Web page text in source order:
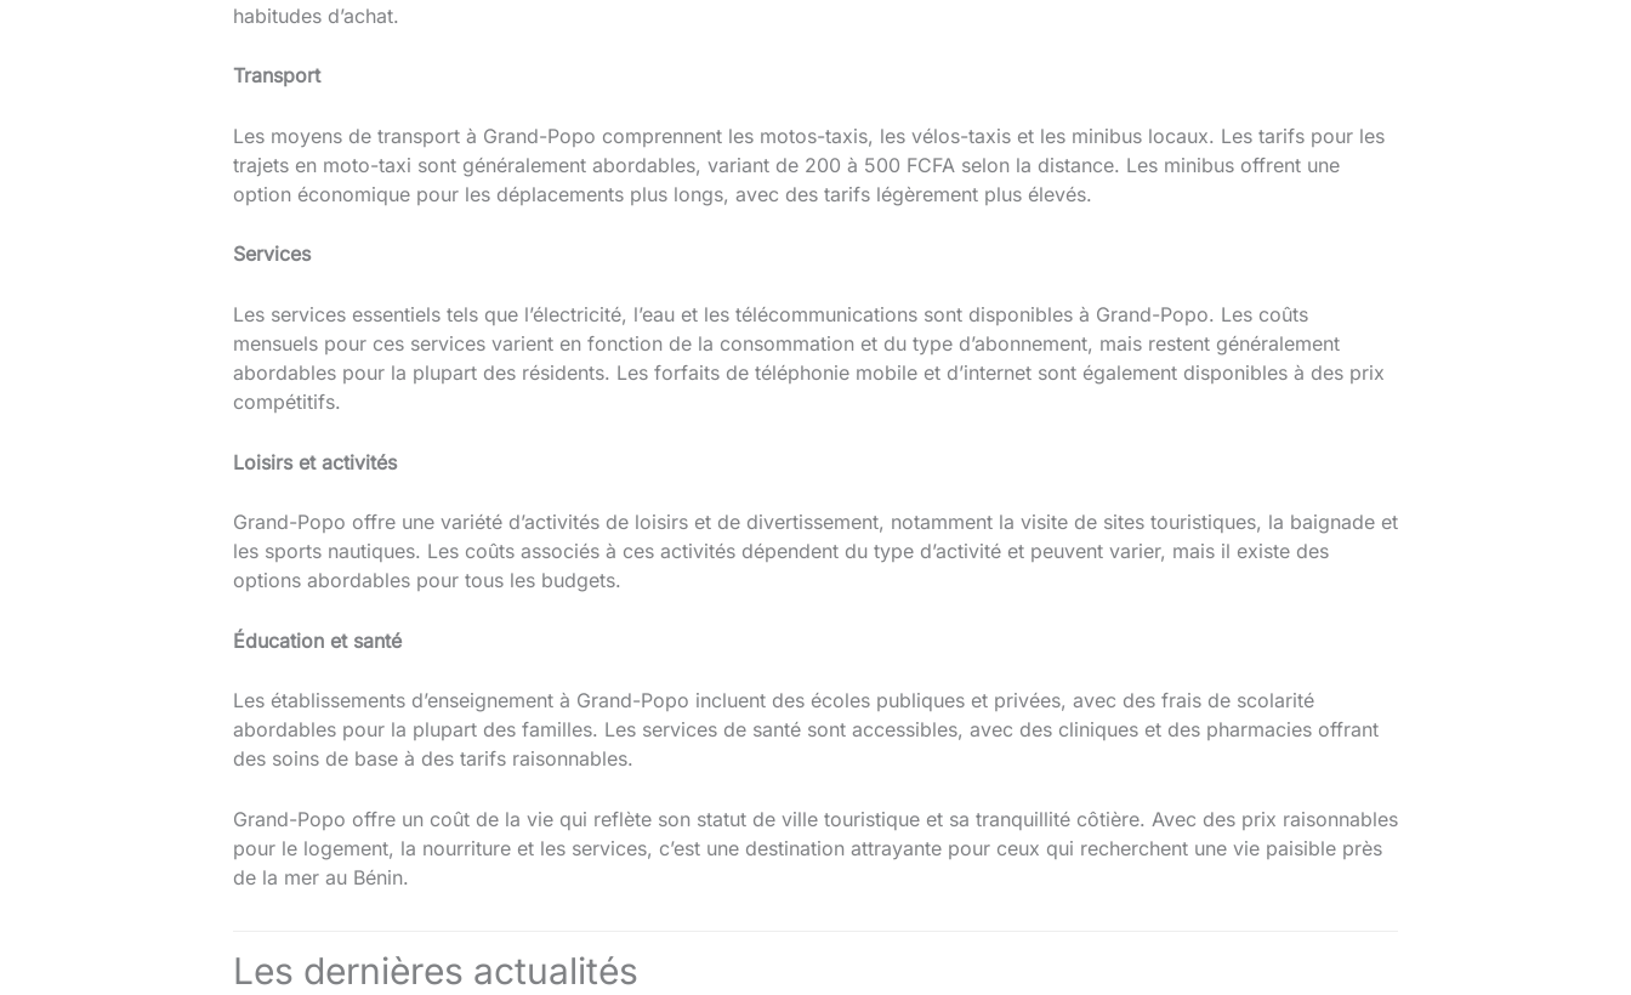
habitudes d’achat.
Transport
Les moyens de transport à Grand-Popo comprennent les motos-taxis, les vélos-taxis et les minibus locaux. Les tarifs pour les
trajets en moto-taxi sont généralement abordables, variant de 200 à 500 FCFA selon la distance. Les minibus offrent une
option économique pour les déplacements plus longs, avec des tarifs légèrement plus élevés.
Services
Les services essentiels tels que l’électricité, l’eau et les télécommunications sont disponibles à Grand-Popo. Les coûts
mensuels pour ces services varient en fonction de la consommation et du type d’abonnement, mais restent généralement
abordables pour la plupart des résidents. Les forfaits de téléphonie mobile et d’internet sont également disponibles à des prix
compétitifs.
Loisirs et activités
Grand-Popo offre une variété d’activités de loisirs et de divertissement, notamment la visite de sites touristiques, la baignade et
les sports nautiques. Les coûts associés à ces activités dépendent du type d’activité et peuvent varier, mais il existe des
options abordables pour tous les budgets.
Éducation et santé
Les établissements d’enseignement à Grand-Popo incluent des écoles publiques et privées, avec des frais de scolarité
abordables pour la plupart des familles. Les services de santé sont accessibles, avec des cliniques et des pharmacies offrant
des soins de base à des tarifs raisonnables.
Grand-Popo offre un coût de la vie qui reflète son statut de ville touristique et sa tranquillité côtière. Avec des prix raisonnables
pour le logement, la nourriture et les services, c’est une destination attrayante pour ceux qui recherchent une vie paisible près
de la mer au Bénin.
Les dernières actualités